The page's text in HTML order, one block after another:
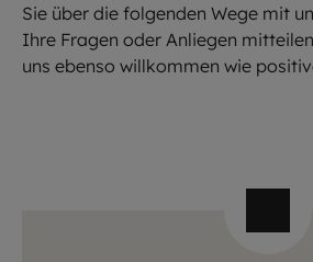
Sie über die folgenden Wege mit
Ihre Fragen oder Anliegen
uns ebenso willkommen wie